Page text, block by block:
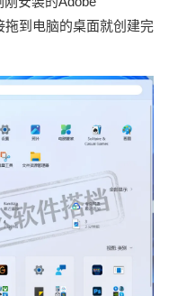
拖到电脑的桌面就创建完